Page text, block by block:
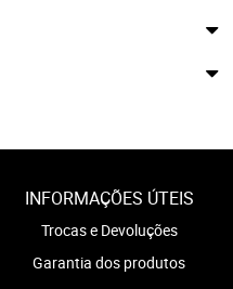
INFORMAÇÕES ÚTEIS
Trocas e Devoluções
Garantia dos produtos